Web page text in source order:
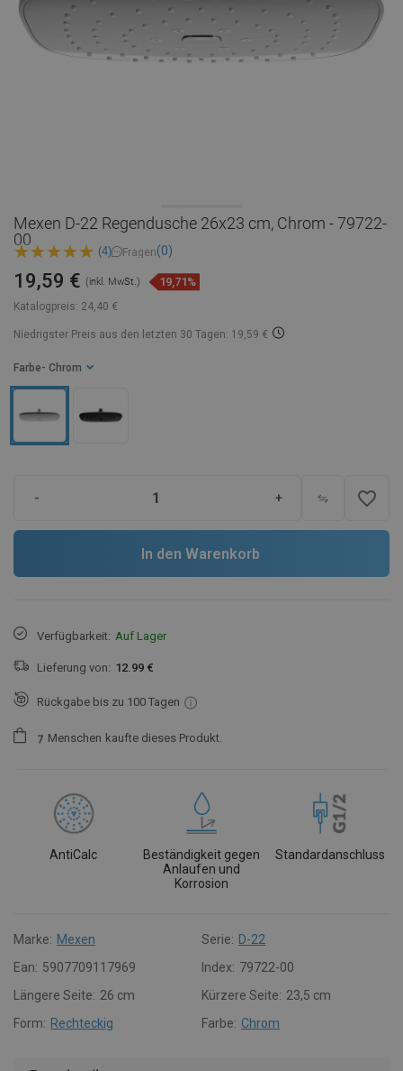
Mexen D-22 Regendusche 26x23 cm, Chrom - 79722-
00
(4) Fragen(0)
Katalogpreis: 24,40 €
19,59 € (inkl. MwSt.) 19,71%
Niedrigster Preis aus den letzten 30 Tagen: 19,59 €
Farbe - Chrom
- + favorite_border
In den Warenkorb
Verfügbarkeit: Auf Lager
Lieferung von: 12.99 €
Rückgabe bis zu 100 Tagen
7 Menschen kaufte dieses Produkt.
AntiCalc
Beständigkeit gegen
Anlaufen und
Korrosion
Standardanschluss
Marke: Mexen Serie: D-22
Ean: 5907709117969 Index: 79722-00
Längere Seite: 26 cm Kürzere Seite: 23,5 cm
Form: Rechteckig Farbe: Chrom